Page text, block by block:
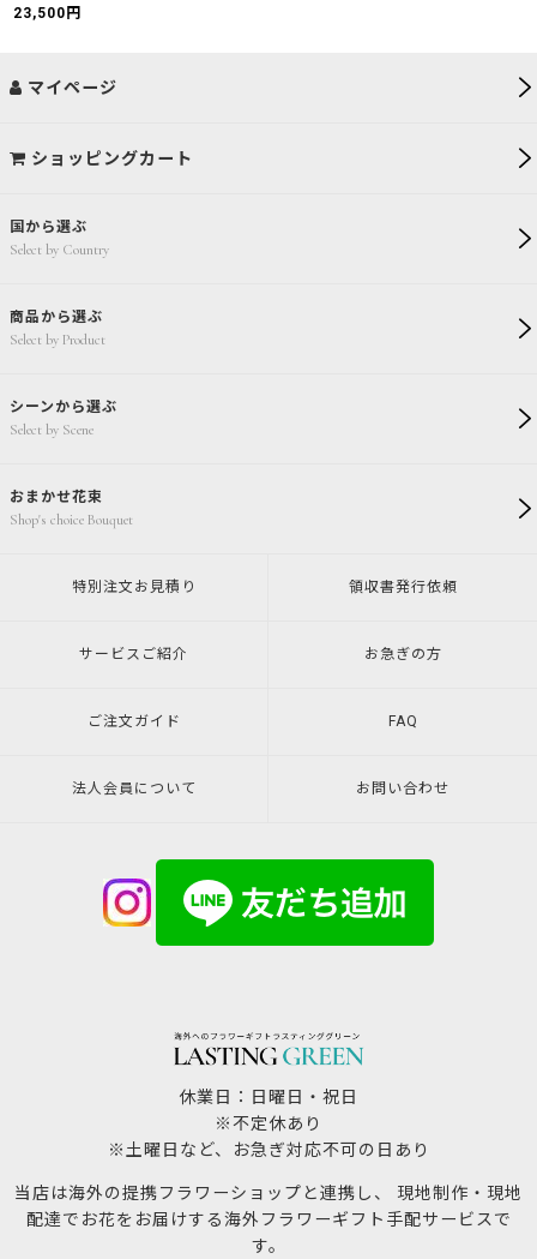
23,500 円
国から選ぶ
Select by Country
商品から選ぶ
Select by Product
シーンから選ぶ
Select by Scene
おまかせ花束
Shop's choice Bouquet
マイページ
ショッピングカート
特別注文 お見積り 領収書発行依頼
サービスご紹介 お急ぎの方
ご注文ガイド FAQ
法人会員について お問い合わせ
休業日：日曜日・祝日
※不定休あり
※土曜日など、お急ぎ対応不可の日あり
当店は海外の提携フラワーショップと連携し、 現地制作・現地
配達でお花をお届けする海外フラワーギフト手配サービスで
す。